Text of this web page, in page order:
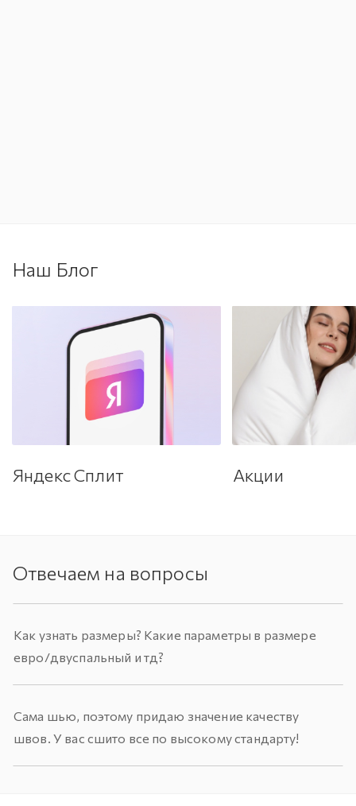
Наш Блог
Яндекс Сплит Акции
Отвечаем на вопросы
Как узнать размеры? Какие параметры в размере
евро/двуспальный и тд?
Сама шью, поэтому придаю значение качеству
швов. У вас сшито все по высокому стандарту!